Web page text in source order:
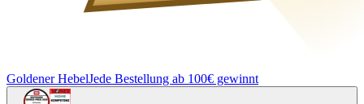
Goldener HebelJede Bestellung ab 100€ gewinnt